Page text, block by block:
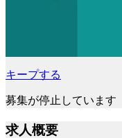
キープする
募集が停止しています
求人概要